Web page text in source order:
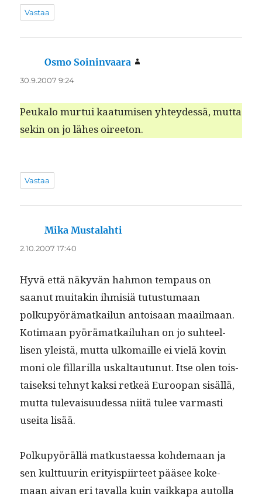
Vastaa
Osmo Soininvaara
30.9.2007 9:24
Peuka­lo mur­tui kaa­tu­misen yhtey­dessä, mut­ta
sekin on jo läh­es oireeton.
Vastaa
Mika Mustalahti
2.10.2007 17:40
Hyvä että näkyvän hah­mon tem­paus on
saanut muitakin ihmisiä tutus­tu­maan
polkupyörä­matkailun antoisaan maail­maan.
Koti­maan pyörä­matkailuhan on jo suh­teel­
lisen yleistä, mut­ta ulko­maille ei vielä kovin
moni ole fil­lar­il­la uskaltau­tunut. Itse olen tois­
taisek­si tehnyt kak­si retkeä Euroopan sisäl­lä,
mut­ta tule­vaisu­udessa niitä tulee var­masti
usei­ta lisää.
Polkupyöräl­lä matkus­taes­sa kohde­maan ja
sen kult­tuurin eri­ty­ispi­ir­teet pääsee koke­
maan aivan eri taval­la kuin vaikka­pa autol­la